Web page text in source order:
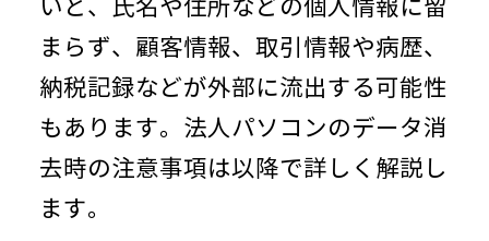
いと、氏名や住所などの個人情報に留
まらず、顧客情報、取引情報や病歴、
納税記録などが外部に流出する可能性
もあります。法人パソコンのデータ消
去時の注意事項は以降で詳しく解説し
ます。